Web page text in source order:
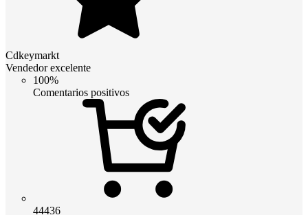
Cdkeymarkt
Vendedor excelente
100%
Comentarios positivos
44436